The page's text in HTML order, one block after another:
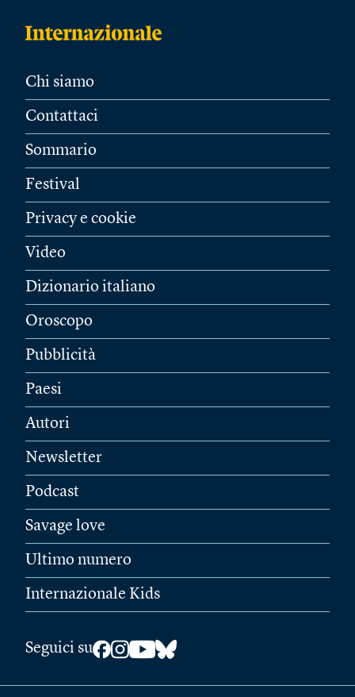
Chi siamo
Contattaci
Sommario
Festival
Privacy e cookie
Video
Dizionario italiano
Oroscopo
Pubblicità
Paesi
Autori
Newsletter
Podcast
Savage love
Ultimo numero
Internazionale Kids
Seguici su